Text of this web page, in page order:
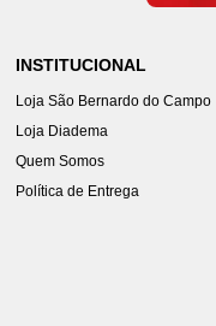
INSTITUCIONAL
Loja São Bernardo do Campo
Loja Diadema
Quem Somos
Política de Entrega